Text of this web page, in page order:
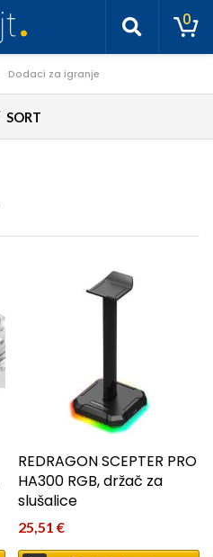
0
Dodaci za igranje
SORT
REDRAGON SCEPTER PRO
HA300 RGB, držač za
slušalice
25,51€